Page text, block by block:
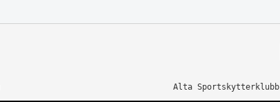
Alta Sportskytterklubb